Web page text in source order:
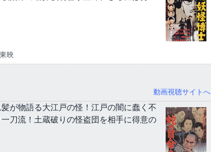
映
動画視聴サイトへ
が物語る大江戸の怪！江戸の闇に蠢く不
刀流！土蔵破りの怪盗団を相手に得意の